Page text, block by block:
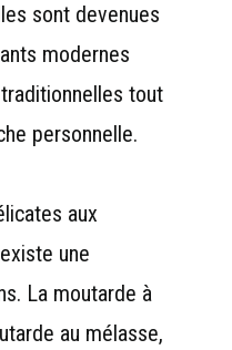
sont devenues
modernes
tout
personnelle.
aux
une
La moutarde à
au mélasse,